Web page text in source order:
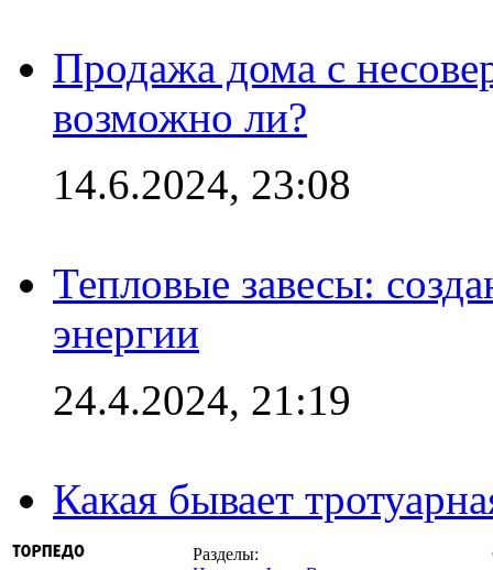
Продажа дома с
возможно ли?
14.6.2024, 23:08
Тепловые завесы:
энергии
24.4.2024, 21:19
Какая бывает
Разделы: